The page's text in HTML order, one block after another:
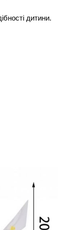
дитини.